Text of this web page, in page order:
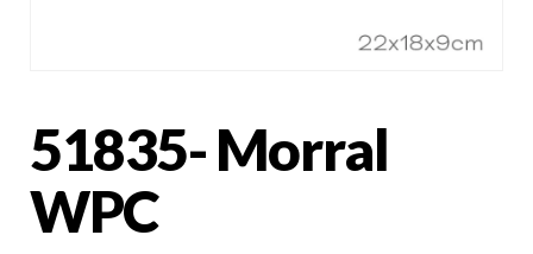
51835- Morral
WPC